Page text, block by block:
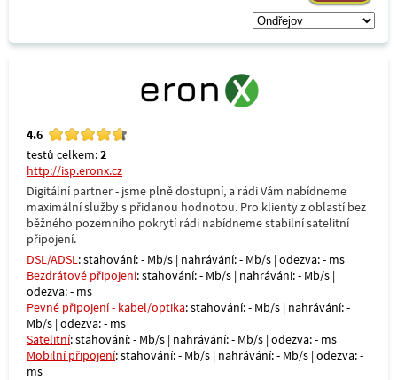
4.6
testů celkem:2
http://isp.eronx.cz
Digitální partner - jsme plně dostupní, a rádi Vám nabídneme
maximální služby s přidanou hodnotou. Pro klienty z oblastí bez
běžného pozemního pokrytí rádi nabídneme stabilní satelitní
připojení.
DSL/ADSL: stahování: - Mb/s | nahrávání: - Mb/s | odezva: - ms
Bezdrátové připojení: stahování: - Mb/s | nahrávání: - Mb/s |
odezva: - ms
Pevné připojení - kabel/optika: stahování: - Mb/s | nahrávání: -
Mb/s | odezva: - ms
Satelitní: stahování: - Mb/s | nahrávání: - Mb/s | odezva: - ms
Mobilní připojení: stahování: - Mb/s | nahrávání: - Mb/s | odezva: -
ms